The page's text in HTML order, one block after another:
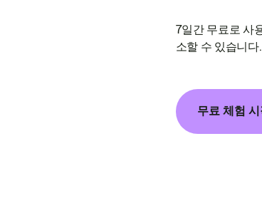
7일간 무료로 사
소할 수 있습니다.
무료 체험